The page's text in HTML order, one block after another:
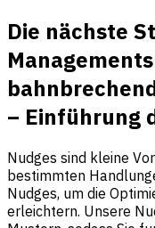
Die nächste
– Einführung
Nudges sind kleine
bestimmten
Nudges, um die
erleichtern. Unsere